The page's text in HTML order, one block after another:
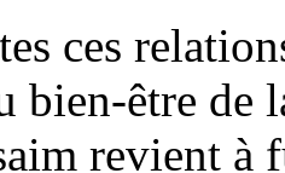
ces
bien-être de
revient